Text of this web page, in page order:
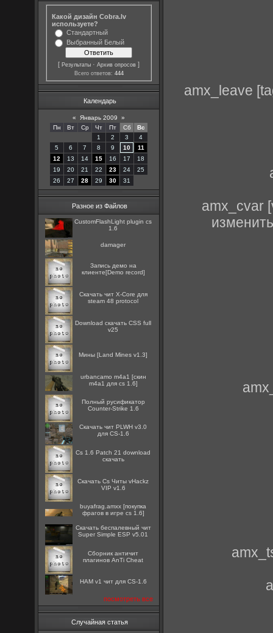
Какой дизайн Cobra.lv
используете?
Стандартный
Выбранный Белый
[Результаты ·Архив опросов ]
Всего ответов: 444
Календарь
« Январь 2009
»
Пн
Вт Ср Чт Пт Сб
Вс
1
2 3
4
5
6 7 8 9 10
11
12
13 14 15 16 17
18
19
20 21 22 23 24
25
26
27 28 29 30 31
Разное из Файлов
CustomFlashLight plugin cs
1.6
damager
Запись демо на
клиенте[Demo record]
Скачать чит X-Core для
steam 48 protocol
Download скачать CSS full
v25
Мины [Land Mines v1.3]
urbancamo m4a1 [скин
m4a1 для cs 1.6]
Полный русификатор
Counter-Strike 1.6
Скачать чит PLWH v3.0
для CS-1.6
Cs 1.6 Patch 21 download
скачать
Скачать Cs Читы vHackz
VIP v1.6
buyafrag.amxx [покупка
фрагов в игре cs 1.6]
Скачать беспалевный чит
Super Simple ESP v5.01
Сборник античит
плагинов AnTi Cheat
HAM v1 чит для CS-1.6
посмотреть все
Случайная статья
amx_leave
amx_cvar